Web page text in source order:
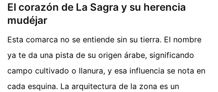
El corazón de La Sagra y su herencia
mudéjar
Esta comarca no se entiende sin su tierra. El nombre
ya te da una pista de su origen árabe, significando
campo cultivado o llanura, y esa influencia se nota en
cada esquina. La arquitectura de la zona es un